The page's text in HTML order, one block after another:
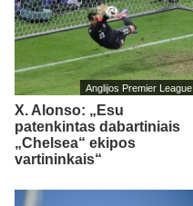
Anglijos Premier League
X. Alonso: „Esu
patenkintas dabartiniais
„Chelsea“ ekipos
vartininkais“